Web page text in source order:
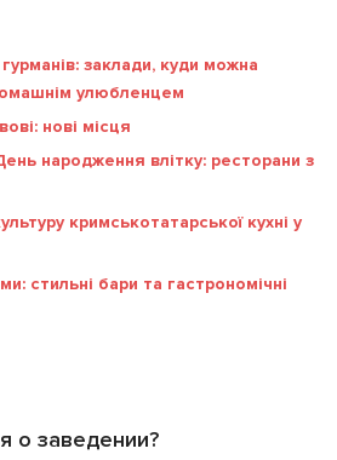
заклади, куди можна
улюбленцем
нові місця
народження влітку: ресторани з
кримськотатарської кухні у
стильні бари та гастрономічні
о заведении?